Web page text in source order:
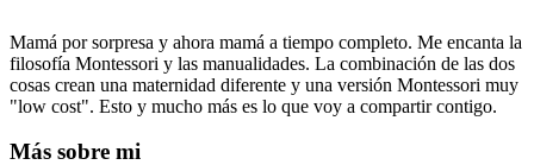
Mamá por sorpresa y ahora mamá a tiempo completo. Me encanta la
filosofía Montessori y las manualidades. La combinación de las dos
cosas crean una maternidad diferente y una versión Montessori muy
"low cost". Esto y mucho más es lo que voy a compartir contigo.
Más sobre mi